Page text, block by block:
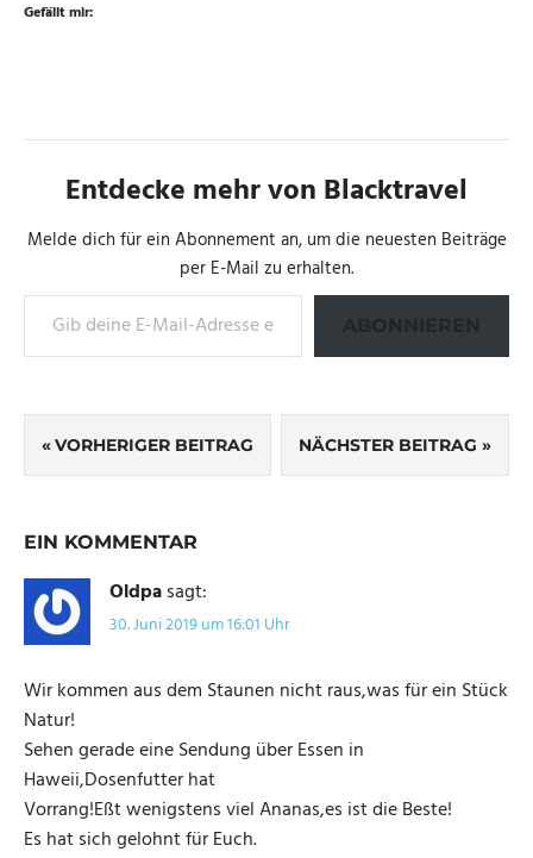
Gefällt mir:
Entdecke mehr von Blacktravel
Melde dich für ein Abonnement an, um die neuesten Beiträge
per E-Mail zu erhalten.
Gib deine E-Mail-Adresse ein ...
ABONNIEREN
SCHLAGWÖRTER
HAWAII
Beitragsnavigation
VORHERIGER BEITRAG NÄCHSTER BEITRAG
EIN KOMMENTAR
Oldpasagt:
30. Juni 2019 um 16:01 Uhr
Wir kommen aus dem Staunen nicht raus,was für ein Stück
Natur!
Sehen gerade eine Sendung über Essen in
Haweii,Dosenfutter hat
Vorrang!Eßt wenigstens viel Ananas,es ist die Beste!
Es hat sich gelohnt für Euch.